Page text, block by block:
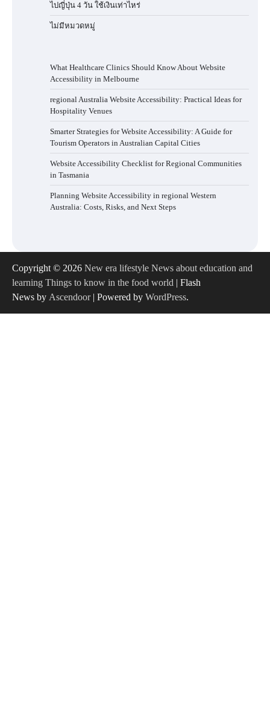
ไปญี่ปุ่น 4 วัน ใช้เงินเท่าไหร่
ไม่มีหมวดหมู่
What Healthcare Clinics Should Know About Website
Accessibility in Melbourne
regional Australia Website Accessibility: Practical Ideas for
Hospitality Venues
Smarter Strategies for Website Accessibility: A Guide for
Tourism Operators in Australian Capital Cities
Website Accessibility Checklist for Regional Communities
in Tasmania
Planning Website Accessibility in regional Western
Australia: Costs, Risks, and Next Steps
Copyright © 2026 New era lifestyle News about education and
learning Things to know in the food world | Flash
News by Ascendoor| Powered by WordPress.